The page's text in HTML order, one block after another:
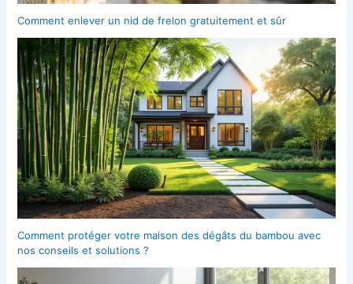
Comment enlever un nid de frelon gratuitement et sûr
Comment protéger votre maison des dégâts du bambou avec
nos conseils et solutions ?